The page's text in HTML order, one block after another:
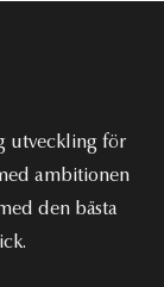
utveckling för
ambitionen
den bästa